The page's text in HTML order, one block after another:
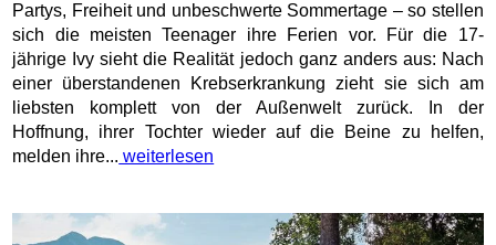
Partys, Freiheit und unbeschwerte Sommertage – so stellen
sich die meisten Teenager ihre Ferien vor. Für die 17-
jährige Ivy sieht die Realität jedoch ganz anders aus: Nach
einer überstandenen Krebserkrankung zieht sie sich am
liebsten komplett von der Außenwelt zurück. In der
Hoffnung, ihrer Tochter wieder auf die Beine zu helfen,
melden ihre... weiterlesen